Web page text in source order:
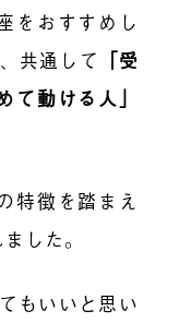
をおすすめし
共通して 「受
て動ける人」
特徴を踏まえ
した。
もいいと思い